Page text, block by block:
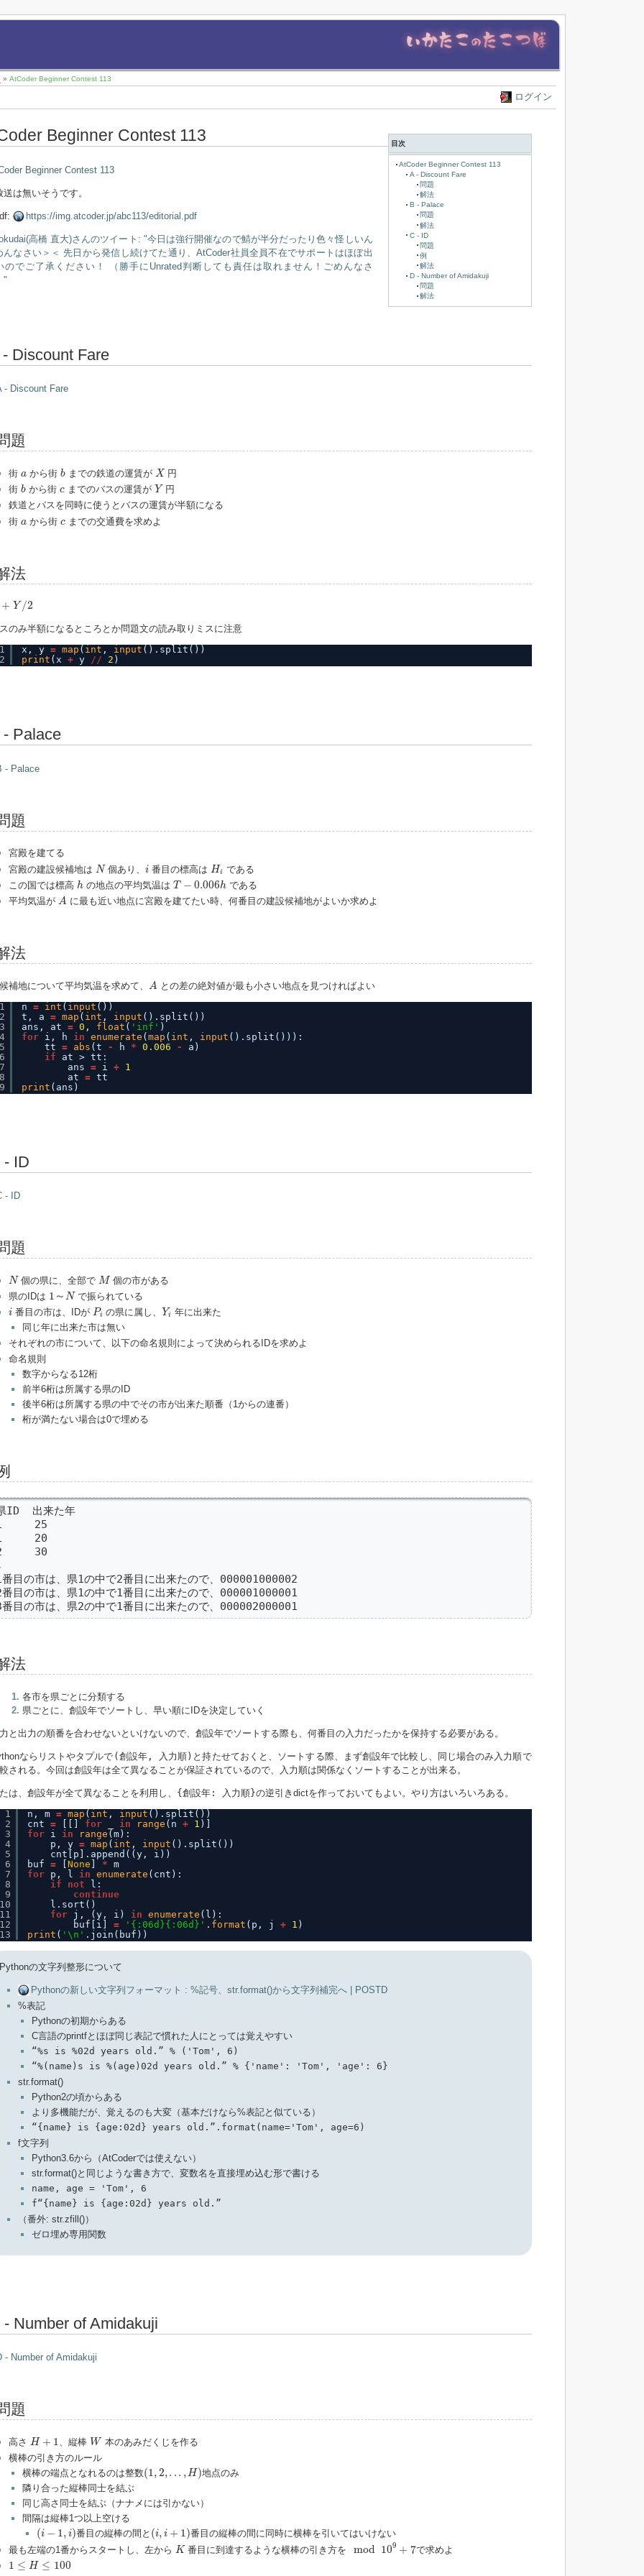
» AtCoder Beginner Contest 113
ログイン
目次
AtCoder Beginner Contest 113
A - Discount Fare
問題
解法
B - Palace
問題
解法
C - ID
問題
例
解法
D - Number of Amidakuji
問題
解法
Beginner Contest 113
Beginner Contest 113
は無いそうです。
https://img.atcoder.jp/abc113/editorial.pdf
高橋 直大)さんのツイート: "今日は強行開催なので鯖が半分だったり色々怪しいん
んなさい＞＜ 先日から発信し続けてた通り、AtCoder社員全員不在でサポートはほぼ出
のでご了承ください！ （勝手にUnrated判断しても責任は取れません！ごめんなさ
"
Discount Fare
- Discount Fare
題
街 a
aから街 b
bまでの鉄道の運賃が X
X
円
街 b
bから街 c
cまでのバスの運賃が Y
Y 円
鉄道とバスを同時に使うとバスの運賃が半額になる
街 a
aから街 c
cまでの交通費を求めよ
法
+ Y /2
Y /2
のみ半額になるところとか問題文の読み取りミスに注意
1
2
x, y = map ( int , input ().split())
print (x + y // 2 )
Palace
- Palace
題
宮殿を建てる
宮殿の建設候補地は N
N個あり、 i番目の標高は Hi
Hi である
この国では標高 h
h の地点の平均気温は T − 0.006h
T− 0.006h
である
平均気温が A
A に最も近い地点に宮殿を建てたい時、何番目の建設候補地がよいか求めよ
法
補地について平均気温を求めて、 A
A との差の絶対値が最も小さい地点を見つければよい
1
2
3
4
5
6
7
8
9
n = int ( input ())
t, a = map ( int , input ().split())
ans, at = 0 , float ( 'inf' )
for
i, h in enumerate (map ( int , input ().split())):
tt = abs (t - h * 0.006 -
a)
if
at > tt:
ans = i +
1
at = tt
print (ans)
- ID
- ID
題
N
N個の県に、全部で M
M 個の市がある
県のIDは 1 ～ N
1 N
で振られている
i番目の市は、IDが Pi
Pi の県に属し、 Yi
Yi 年に出来た
同じ年に出来た市は無い
それぞれの市について、以下の命名規則によって決められるIDを求めよ
命名規則
数字からなる12桁
前半6桁は所属する県のID
後半6桁は所属する県の中でその市が出来た順番（1からの連番）
桁が満たない場合は0で埋める
ID  出来た年
25
20
30
目の市は、県1の中で2番目に出来たので、000001000002
目の市は、県1の中で1番目に出来たので、000001000001
目の市は、県2の中で1番目に出来たので、000002000001
法
各市を県ごとに分類する
県ごとに、創設年でソートし、早い順にIDを決定していく
と出力の順番を合わせないといけないので、創設年でソートする際も、何番目の入力だったかを保持する必要がある。
ならリストやタプルで (創設年, 入力順) と持たせておくと、ソートする際、まず創設年で比較し、同じ場合のみ 入力順で
される。今回は創設年は全て異なることが保証されているので、入力順は関係なくソートすることが出来る。
は、創設年が全て異なることを利用し、 {創設年: 入力順}の逆引きdictを作っておいてもよい。やり方はいろいろある。
1
2
3
4
5
6
7
8
9
10
11
12
13
n, m = map ( int , input ().split())
cnt = [[] for in range (n + 1 )]
for
i in range (m):
p, y = map ( int , input ().split())
cnt[p].append((y, i))
buf = [None ] * m
for
p, l in enumerate (cnt):
if
not
l:
continue
l.sort()
for
j, (y, i) in enumerate (l):
buf[i] = '{:06d}{:06d}' . format (p, j + 1 )
print ( '\n' .join(buf))
の文字列整形について
Pythonの新しい文字列フォーマット : %記号、str.format()から文字列補完へ | POSTD
%表記
Pythonの初期からある
C言語のprintfとほぼ同じ表記で慣れた人にとっては覚えやすい
“%s is %02d years old.” % ('Tom', 6)
“%(name)s is %(age)02d years old.” % {'name': 'Tom', 'age': 6}
str.format()
Python2の頃からある
より多機能だが、覚えるのも大変（基本だけなら%表記と似ている）
“{name} is {age:02d} years old.”.format(name='Tom', age=6)
f文字列
Python3.6から（AtCoderでは使えない）
str.format()と同じような書き方で、変数名を直接埋め込む形で書ける
name, age = 'Tom', 6
f“{name} is {age:02d} years old.”
（番外: str.zfill()）
ゼロ埋め専用関数
- Number of Amidakuji
- Number of Amidakuji
題
高さ H + 1
H+ 1 、縦棒 W
W 本のあみだくじを作る
横棒の引き方のルール
横棒の端点となれるのは整数(1,2,. . . ,H )
(1 2,
地点のみ
隣り合った縦棒同士を結ぶ
同じ高さ同士を結ぶ（ナナメには引かない）
間隔は縦棒1つ以上空ける
(i − 1, i)
(i − i) 番目の縦棒の間と (i, i + 1)
(i , + 1)
番目の縦棒の間に同時に横棒を引いてはいけない
最も左端の1番からスタートし、左から K
K 番目に到達するような横棒の引き方を mod 109 + 7
10 9 +7
で求めよ
1 ≤ H ≤ 100
1 H ≤100